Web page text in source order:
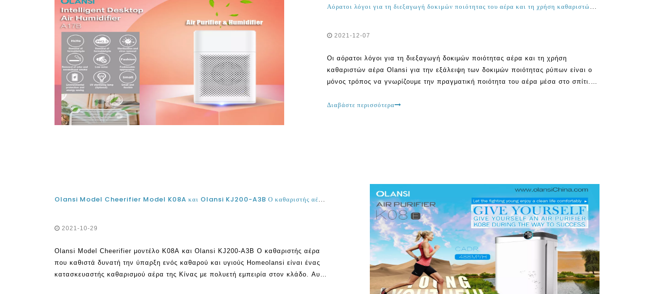
Αόρατοι λόγοι για τη διεξαγωγή δοκιμών ποιότητας του αέρα και τη χρήση καθαριστών αέρα Olansi για την εξάλειψη των ρύπων
2021-12-07
Οι αόρατοι λόγοι για τη διεξαγωγή δοκιμών ποιότητας αέρα και τη χρήση
καθαριστών αέρα Olansi για την εξάλειψη των δοκιμών ποιότητας ρύπων είναι ο
μόνος τρόπος να γνωρίζουμε την πραγματική ποιότητα του αέρα μέσα στο σπίτι.
βοηθούν τους ιδιοκτήτες σπιτιού να κατανοήσουν τον αέρα t
Διαβάστε περισσότερα
Olansi Model Cheerifier Model K08A και Olansi KJ200-A3B Ο καθαριστής αέρα που καθιστά δυνατή την ύπαρξη ενός καθαρού και υγιούς σπιτιού
2021-10-29
Olansi Model Cheerifier μοντέλο K08A και Olansi KJ200-A3B Ο καθαριστής αέρα
που καθιστά δυνατή την ύπαρξη ενός καθαρού και υγιούς Homeolansi είναι ένας
κατασκευαστής καθαρισμού αέρα της Κίνας με πολυετή εμπειρία στον κλάδο. Αυτή